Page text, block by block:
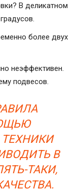
В деликатном
более двух
неэффективен.
подвесов.
В
ТАКИ,